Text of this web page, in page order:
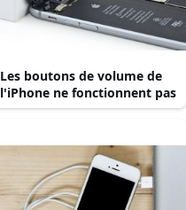
Les boutons de volume de
l'iPhone ne fonctionnent pas